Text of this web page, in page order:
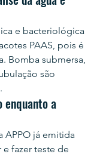
e bacteriológica
PAAS, pois é
Bomba submersa,
são
enquanto a
APPO já emitida
fazer teste de